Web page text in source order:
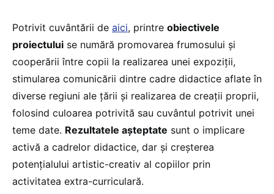
Potrivit cuvântării de aici, printre obiectivele
proiectului se numără promovarea frumosului și
cooperării între copii la realizarea unei expoziții,
stimularea comunicării dintre cadre didactice aflate în
diverse regiuni ale țării și realizarea de creații proprii,
folosind culoarea potrivită sau cuvântul potrivit unei
teme date. Rezultatele așteptate sunt o implicare
activă a cadrelor didactice, dar și creșterea
potențialului artistic-creativ al copiilor prin
activitatea extra-curriculară.